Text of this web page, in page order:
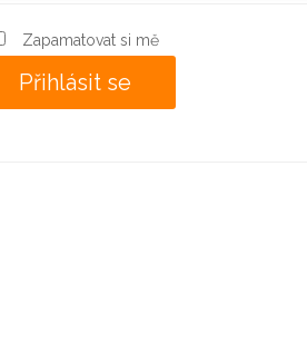
Zapamatovat si mě